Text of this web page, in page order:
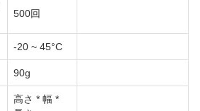
500回
-20 ~ 45°C
90g
高さ * 幅 *